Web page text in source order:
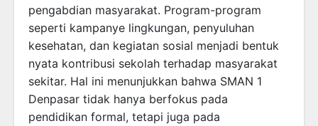
pengabdian masyarakat. Program-program
seperti kampanye lingkungan, penyuluhan
kesehatan, dan kegiatan sosial menjadi bentuk
nyata kontribusi sekolah terhadap masyarakat
sekitar. Hal ini menunjukkan bahwa SMAN 1
Denpasar tidak hanya berfokus pada
pendidikan formal, tetapi juga pada